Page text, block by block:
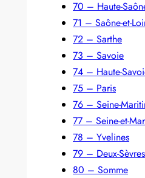
70 – Haute-
71 – Saône-et-
72 – Sarthe
73 – Savoie
74 – Haute-
75 – Paris
76 – Seine-
77 – Seine-et-
78 – Yvelines
79 – Deux-Sèvres
80 – Somme